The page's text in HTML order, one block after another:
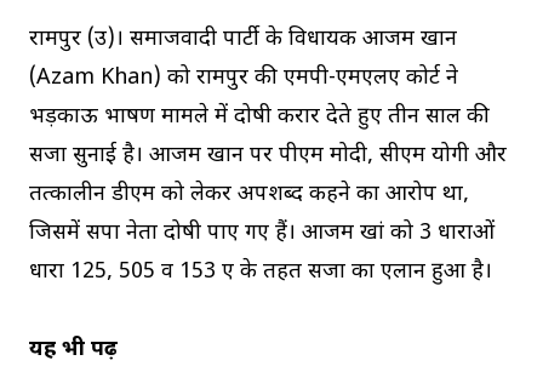
रामपुर (उप्र)। समाजवादी पार्टी के विधायक आजम खान
(Azam Khan) को रामपुर की एमपी-एमएलए कोर्ट ने
भड़काऊ भाषण मामले में दोषी करार देते हुए तीन साल की
सजा सुनाई है। आजम खान पर पीएम मोदी, सीएम योगी और
तत्कालीन डीएम को लेकर अपशब्द कहने का आरोप था,
जिसमें सपा नेता दोषी पाए गए हैं। आजम खां को 3 धाराओं
धारा 125, 505 व 153 ए के तहत सजा का एलान हुआ है।
यह भी पढ़ें